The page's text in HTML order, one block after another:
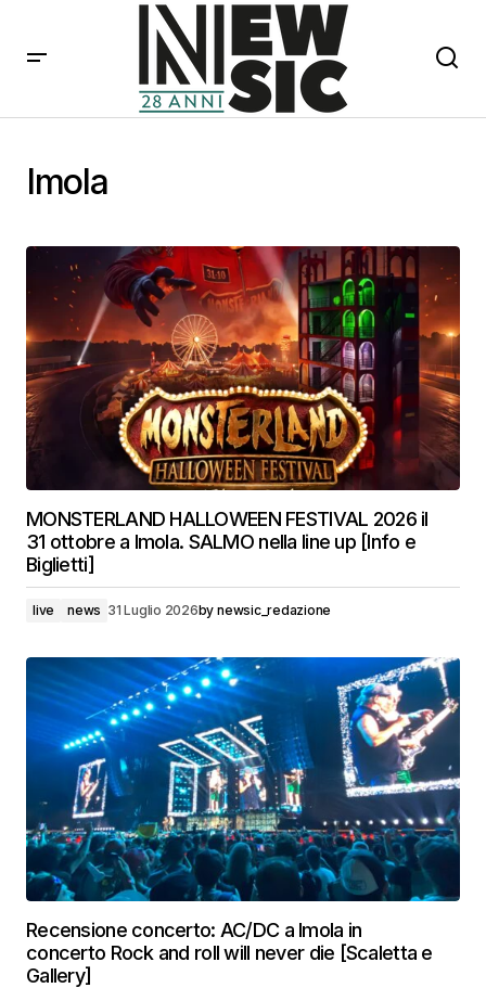
Imola
MONSTERLAND HALLOWEEN FESTIVAL 2026 il
31 ottobre a Imola. SALMO nella line up [Info e
Biglietti]
live news 31 Luglio 2026by newsic_redazione
Recensione concerto: AC/DC a Imola in
concerto Rock and roll will never die [Scaletta e
Gallery]